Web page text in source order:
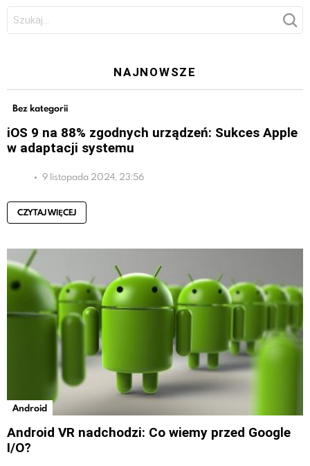
Szukaj:
NAJNOWSZE
Bez kategorii
iOS 9 na 88% zgodnych urządzeń: Sukces Apple
w adaptacji systemu
9 listopada 2024, 23:56
CZYTAJ WIĘCEJ
Android
Android VR nadchodzi: Co wiemy przed Google
I/O?